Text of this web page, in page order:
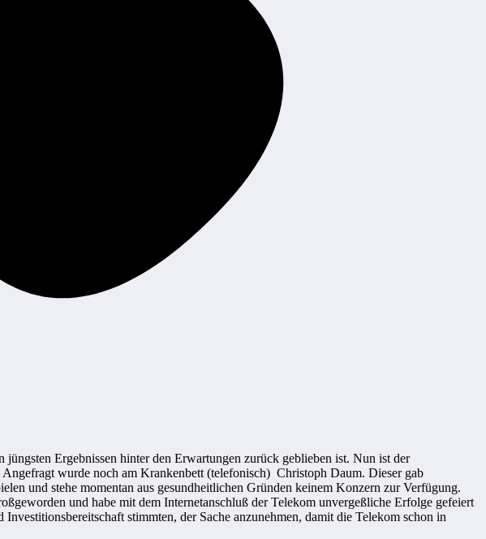
Ergebnissen hinter den Erwartungen zurück geblieben ist. Nun ist der
wurde noch am Krankenbett (telefonisch) Christoph Daum. Dieser gab
und stehe momentan aus gesundheitlichen Gründen keinem Konzern zur Verfügung.
und habe mit dem Internetanschluß der Telekom unvergeßliche Erfolge gefeiert
stimmten, der Sache anzunehmen, damit die Telekom schon in